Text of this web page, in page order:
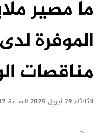
ما مصير
الموفرة
مناقصات
الثلاثاء ٢٩ أبريل ٢٠٢٥ الساعة ١٠:١٧ مساءً